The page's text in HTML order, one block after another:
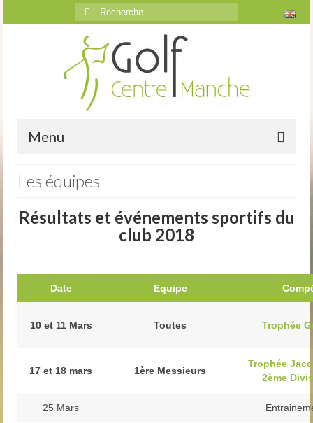
Rechercher
:
Menu
Accueil
Présentation
Vidéos trou par trou
Trou n°3
Les équipes
Résultats et événements sportifs du
club 2018
Date Equipe
10 et 11 Mars Toutes Trophée
17 et 18 mars 1ère Messieurs
Trophée
2ème
25 Mars